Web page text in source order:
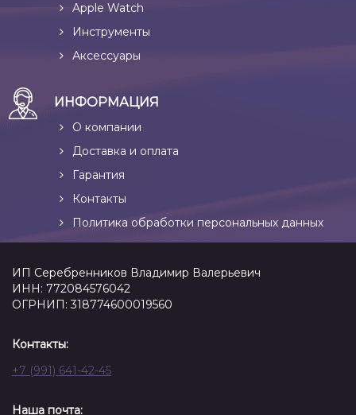
Apple Watch
Инструменты
Аксессуары
ИНФОРМАЦИЯ
О компании
Доставка и оплата
Гарантия
Контакты
Политика обработки персональных данных
ИП Серебренников Владимир Валерьевич
ИНН: 772084576042
ОГРНИП: 318774600019560
Контакты:
+7 (991) 641-42-45
Наша почта: